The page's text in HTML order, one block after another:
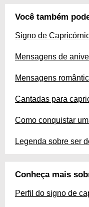
Você também
Signo de
Mensagens de
Mensagens
Cantadas para
Como conquistar
Legenda sobre ser
Conheça mais
Perfil do signo de